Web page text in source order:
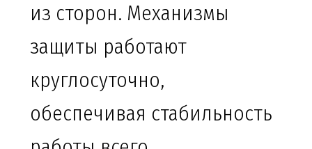
из сторон. Механизмы
защиты работают
круглосуточно,
обеспечивая стабильность